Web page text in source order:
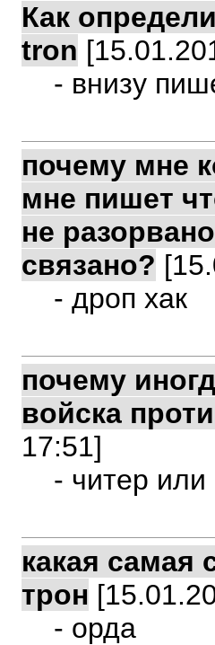
Как
tron
- внизу
почему мне
мне пишет
не
связано?
- дроп хак
почему
войска
17:51]
- читер или
какая самая
трон
- орда